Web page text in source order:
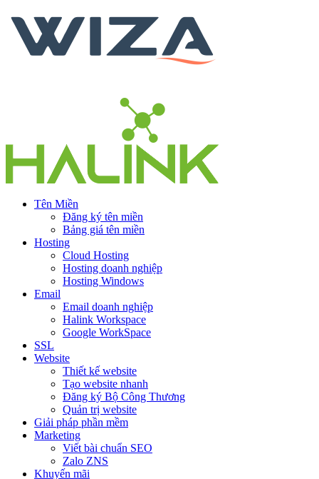
Tên Miền
Đăng ký tên miền
Bảng giá tên miền
Hosting
Cloud Hosting
Hosting doanh nghiệp
Hosting Windows
Email
Email doanh nghiệp
Halink Workspace
Google WorkSpace
SSL
Website
Thiết kế website
Tạo website nhanh
Đăng ký Bộ Công Thương
Quản trị website
Giải pháp phần mềm
Marketing
Viết bài chuẩn SEO
Zalo ZNS
Khuyến mãi